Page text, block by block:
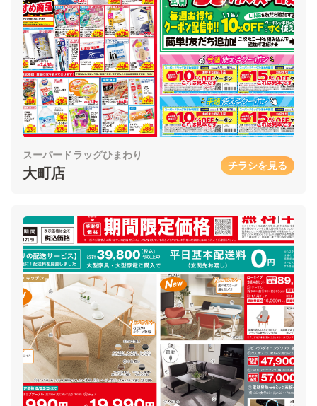
スーパードラッグひまわり
大町店 チラシを見る